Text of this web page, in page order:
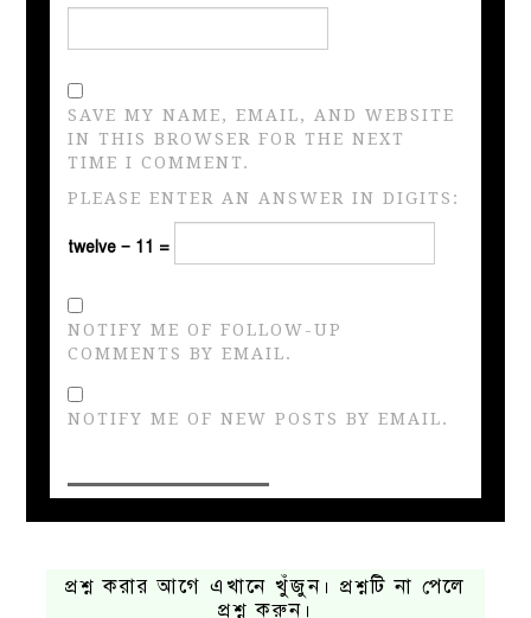
SAVE MY NAME, EMAIL, AND WEBSITE
IN THIS BROWSER FOR THE NEXT
TIME I COMMENT.
PLEASE ENTER AN ANSWER IN DIGITS:
twelve − 11 =
NOTIFY ME OF FOLLOW-UP
COMMENTS BY EMAIL.
NOTIFY ME OF NEW POSTS BY EMAIL.
প্রশ্ন করার আগে এখানে খুঁজুন। প্রশ্নটি না পেলে
প্রশ্ন করুন।